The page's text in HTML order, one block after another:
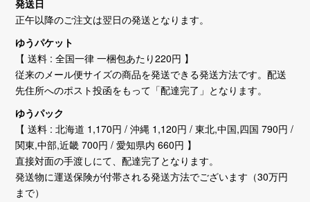
発送日
正午以降のご注文は翌日の発送となります。
ゆうパケット
【 送料 : 全国一律 一梱包あたり220円 】
従来のメール便サイズの商品を発送できる発送方法です。配送
先住所へのポスト投函をもって「配達完了」となります。
ゆうパック
【 送料 : 北海道 1,170円 / 沖縄 1,120円 / 東北,中国,四国 790円 /
関東,中部,近畿 700円 / 愛知県内 660円 】
直接対面の手渡しにて、配達完了となります。
発送物に運送保険が付帯される発送方法でございます（30万円
まで）